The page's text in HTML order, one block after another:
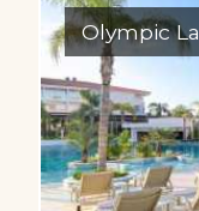
Olympic